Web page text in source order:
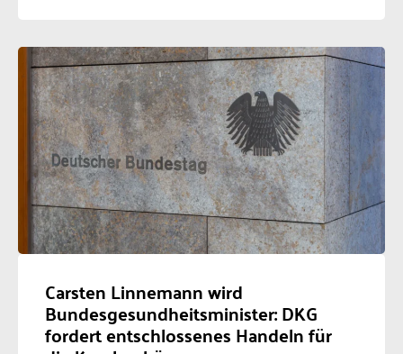
Carsten Linnemann wird
Bundesgesundheitsminister: DKG
fordert entschlossenes Handeln für